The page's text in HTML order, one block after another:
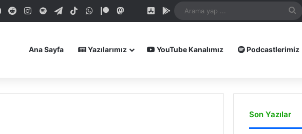
YouTubeRedditInstagram
SpotifyTelegramTikTokWhatsApp
PatreonMastodonBlueskyiOS Uygulamamız
Android Uygulamamız
...
Ana Sayfa Yazılarımız YouTube Kanalımız Podcastlerimiz
Son Yazılar